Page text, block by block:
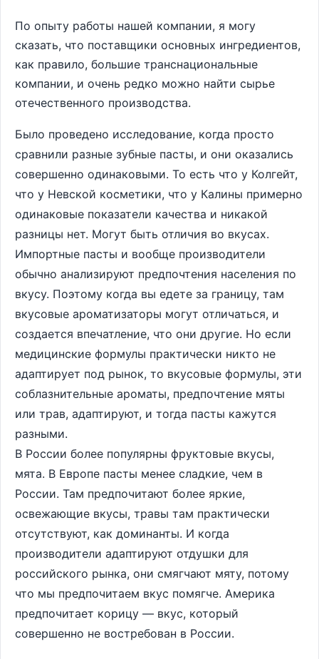
По опыту работы нашей компании, я могу
сказать, что поставщики основных ингредиентов,
как правило, большие транснациональные
компании, и очень редко можно найти сырье
отечественного производства.
Было проведено исследование, когда просто
сравнили разные зубные пасты, и они оказались
совершенно одинаковыми. То есть что у Колгейт,
что у Невской косметики, что у Калины примерно
одинаковые показатели качества и никакой
разницы нет. Могут быть отличия во вкусах.
Импортные пасты и вообще производители
обычно анализируют предпочтения населения по
вкусу. Поэтому когда вы едете за границу, там
вкусовые ароматизаторы могут отличаться, и
создается впечатление, что они другие. Но если
медицинские формулы практически никто не
адаптирует под рынок, то вкусовые формулы, эти
соблазнительные ароматы, предпочтение мяты
или трав, адаптируют, и тогда пасты кажутся
разными.
В России более популярны фруктовые вкусы,
мята. В Европе пасты менее сладкие, чем в
России. Там предпочитают более яркие,
освежающие вкусы, травы там практически
отсутствуют, как доминанты. И когда
производители адаптируют отдушки для
российского рынка, они смягчают мяту, потому
что мы предпочитаем вкус помягче. Америка
предпочитает корицу — вкус, который
совершенно не востребован в России.